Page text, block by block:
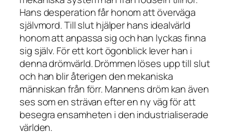
Hans desperation får honom att överväga
självmord. Till slut hjälper hans idealvärld
honom att anpassa sig och han lyckas finna
sig själv. För ett kort ögonblick lever han i
denna drömvärld. Drömmen löses upp till slut
och han blir återigen den mekaniska
människan från förr. Mannens dröm kan även
ses som en strävan efter en ny väg för att
besegra ensamheten i den industrialiserade
världen.